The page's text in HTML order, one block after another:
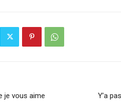
je vous aime
Y’a